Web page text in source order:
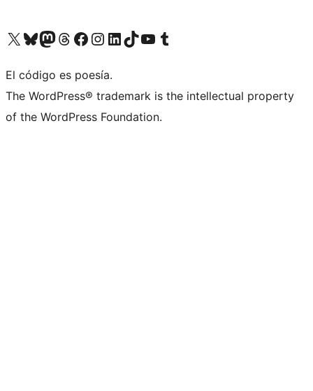
Visita nuestra cuenta de X (anteriormente Twitter)
Visita nuestra cuenta de Bluesky
Visita nuestra cuenta de Mastodon
Visita nuestra cuenta de Threads
Visita nuestra página de Facebook
Visita nuestra cuenta de Instagram
Visita nuestra cuenta de LinkedIn
Visita nuestra cuenta de TikTok
Visita nuestro canal de YouTube
Visita nuestra cuenta de Tumblr
El código es poesía.
The WordPress® trademark is the intellectual property
of the WordPress Foundation.